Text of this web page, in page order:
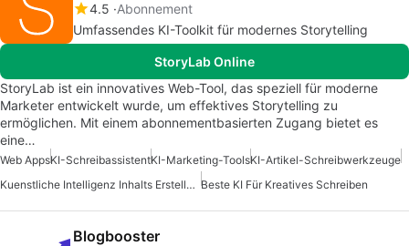
4.5 Abonnement
Umfassendes KI-Toolkit für modernes Storytelling
StoryLab Online
StoryLab ist ein innovatives Web-Tool, das speziell für moderne
Marketer entwickelt wurde, um effektives Storytelling zu
ermöglichen. Mit einem abonnementbasierten Zugang bietet es
eine…
Web AppsKI-SchreibassistentKI-Marketing-ToolsKI-Artikel-Schreibwerkzeuge
Kuenstliche Intelligenz Inhalts Erstellungs Apps Beste KI Für Kreatives Schreiben
Blogbooster